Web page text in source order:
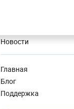
Новости
Главная
Блог
Поддержка